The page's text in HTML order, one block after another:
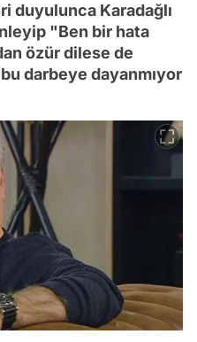
duyulunca Karadağlı
"Ben bir hata
özür dilese de
darbeye dayanmıyor